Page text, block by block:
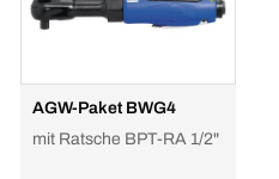
AGW-Paket BWG4
mit Ratsche BPT-RA 1/2"